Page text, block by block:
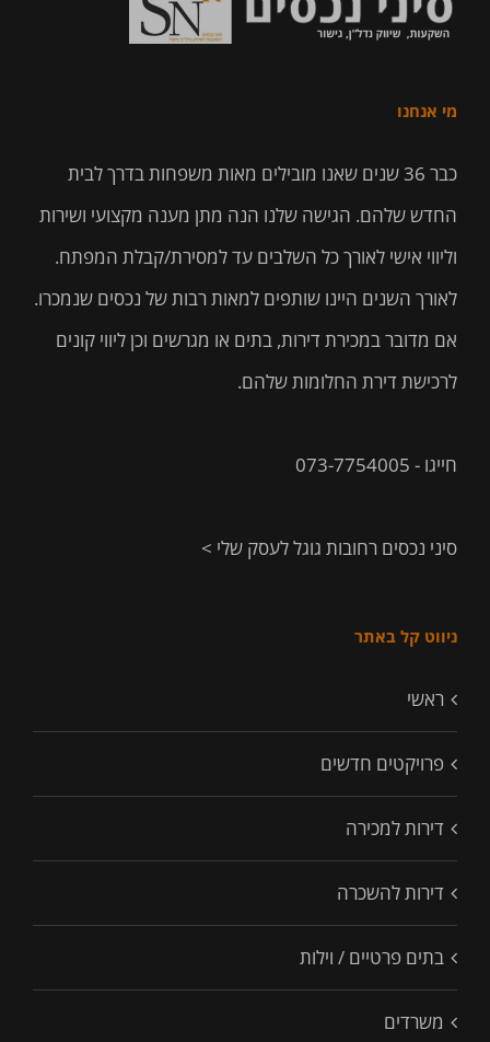
מי אנחנו
כבר 36 שנים שאנו מובילים מאות משפחות בדרך לבית
החדש שלהם. הגישה שלנו הנה מתן מענה מקצועי ושירות
וליווי אישי לאורך כל השלבים עד למסירת/קבלת המפתח.
לאורך השנים היינו שותפים למאות רבות של נכסים שנמכרו.
אם מדובר במכירת דירות, בתים או מגרשים וכן ליווי קונים
לרכישת דירת החלומות שלהם.
חייגו - 073-7754005
סיני נכסים רחובות גוגל לעסק שלי >
ניווט קל באתר
ראשי
פרויקטים חדשים
דירות למכירה
דירות להשכרה
בתים פרטיים / וילות
משרדים